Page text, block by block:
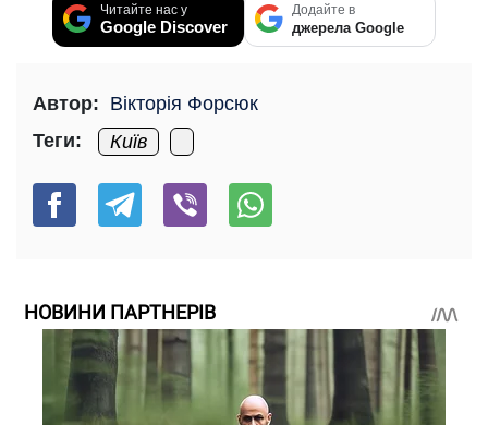
Читайте нас у
Google Discover
Додайте в
джерела Google
Автор: Вікторія Форсюк
Теги:
Київ
НОВИНИ ПАРТНЕРІВ